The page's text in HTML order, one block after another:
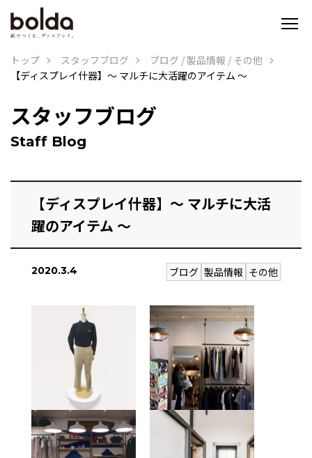
トップ スタッフブログ ブログ /製品情報 / その他
【ディスプレイ什器】～ マルチに大活躍のアイテム ～
スタッフブログ
Staff Blog
【ディスプレイ什器】～ マルチに大活
躍のアイテム ～
2020.3.4 ブログ 製品情報 その他